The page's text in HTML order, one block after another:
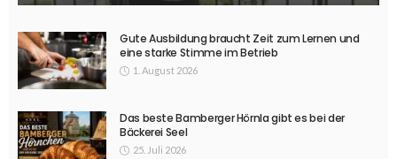
Gute Ausbildung braucht Zeit zum Lernen und
eine starke Stimme im Betrieb
1. August 2026
Das beste Bamberger Hörnla gibt es bei der
Bäckerei Seel
25. Juli 2026